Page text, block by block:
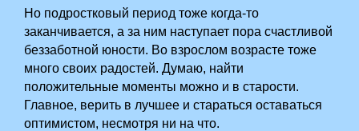
Но подростковый период тоже когда-то
заканчивается, а за ним наступает пора счастливой
беззаботной юности. Во взрослом возрасте тоже
много своих радостей. Думаю, найти
положительные моменты можно и в старости.
Главное, верить в лучшее и стараться оставаться
оптимистом, несмотря ни на что.